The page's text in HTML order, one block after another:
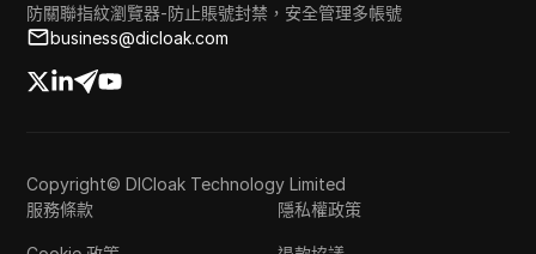
防關聯指紋瀏覽器-防止賬號封禁，安全管理多帳號
business@dicloak.com
Copyright© DICloak Technology Limited
服務條款
隱私權政策